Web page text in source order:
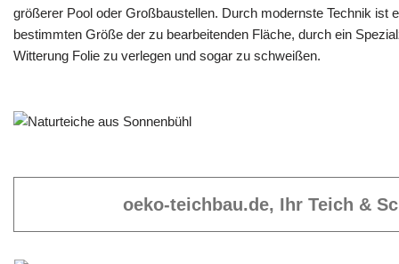
größerer Pool oder Großbaustellen. Durch modernste Technik ist
bestimmten Größe der zu bearbeitenden Fläche, durch ein
Witterung Folie zu verlegen und sogar zu schweißen.
oeko-teichbau.de, Ihr Teich &